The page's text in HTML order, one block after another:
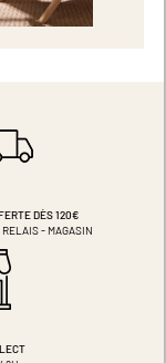
DÈS 120€
- MAGASIN